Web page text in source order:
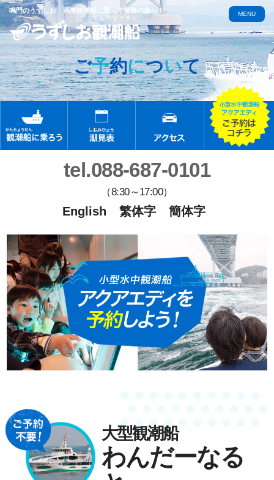
鳴門のうずしお 渦潮観潮船に乗って冒険の旅へ！
tel.088-687-0101
（8:30～17:00）
English 繁体字 簡体字
MENU
ご予約について
大型観潮船
わんだーなる